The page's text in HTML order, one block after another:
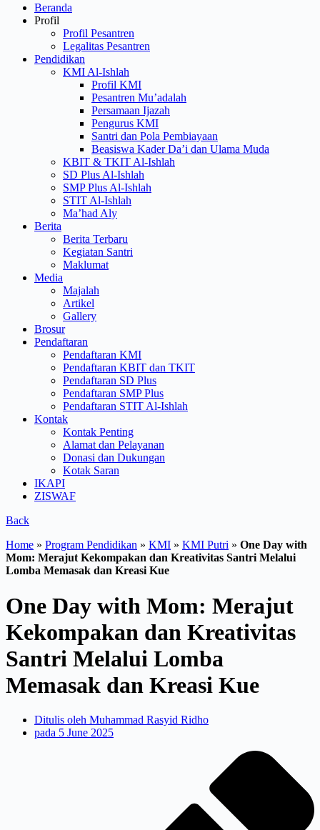
Menu
Beranda
Profil
Profil Pesantren
Legalitas Pesantren
Pendidikan
KMI Al-Ishlah
Profil KMI
Pesantren Mu’adalah
Persamaan Ijazah
Pengurus KMI
Santri dan Pola Pembiayaan
Beasiswa Kader Da’i dan Ulama Muda
KBIT & TKIT Al-Ishlah
SD Plus Al-Ishlah
SMP Plus Al-Ishlah
STIT Al-Ishlah
Ma’had Aly
Berita
Berita Terbaru
Kegiatan Santri
Maklumat
Media
Majalah
Artikel
Gallery
Brosur
Pendaftaran
Pendaftaran KMI
Pendaftaran KBIT dan TKIT
Pendaftaran SD Plus
Pendaftaran SMP Plus
Pendaftaran STIT Al-Ishlah
Kontak
Kontak Penting
Alamat dan Pelayanan
Donasi dan Dukungan
Kotak Saran
IKAPI
ZISWAF
Back
Home » Program Pendidikan » KMI » KMI Putri » One Day with
Mom: Merajut Kekompakan dan Kreativitas Santri Melalui
Lomba Memasak dan Kreasi Kue
One Day with Mom: Merajut
Kekompakan dan Kreativitas
Santri Melalui Lomba
Memasak dan Kreasi Kue
Ditulis oleh Muhammad Rasyid Ridho
pada 5 June 2025